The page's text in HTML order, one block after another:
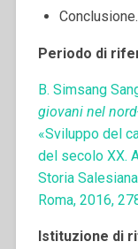
Conclusione.
Periodo di
B. Simsang
giovani nel
«Sviluppo del
del secolo XX.
Storia
Roma, 2016,
Istituzione di